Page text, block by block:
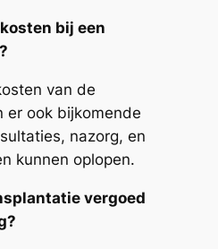
bij een
van de
er ook bijkomende
nazorg, en
kunnen oplopen.
vergoed